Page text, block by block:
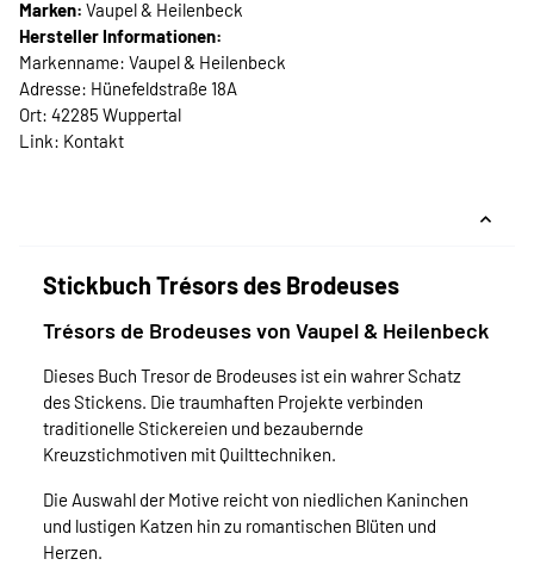
Marken: Vaupel & Heilenbeck
Hersteller Informationen:
Markenname: Vaupel & Heilenbeck
Adresse: Hünefeldstraße 18A
Ort: 42285 Wuppertal
Link: Kontakt
Stickbuch Trésors des Brodeuses
Trésors de Brodeuses von Vaupel & Heilenbeck
Dieses Buch Tresor de Brodeuses ist ein wahrer Schatz
des Stickens. Die traumhaften Projekte verbinden
traditionelle Stickereien und bezaubernde
Kreuzstichmotiven mit Quilttechniken.
Die Auswahl der Motive reicht von niedlichen Kaninchen
und lustigen Katzen hin zu romantischen Blüten und
Herzen.